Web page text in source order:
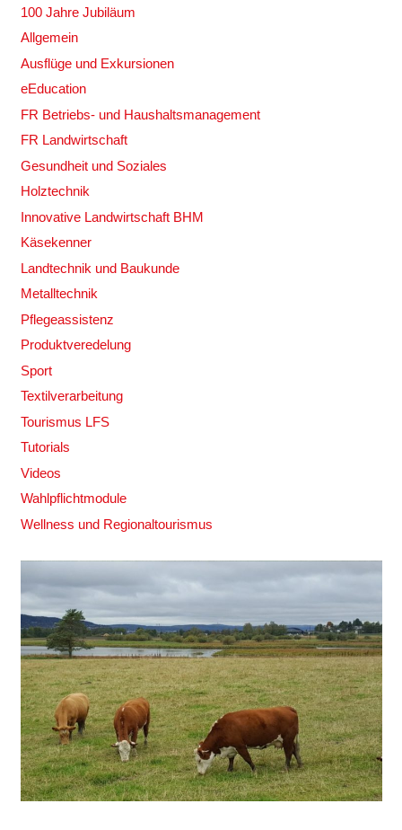
100 Jahre Jubiläum
Allgemein
Ausflüge und Exkursionen
eEducation
FR Betriebs- und Haushaltsmanagement
FR Landwirtschaft
Gesundheit und Soziales
Holztechnik
Innovative Landwirtschaft BHM
Käsekenner
Landtechnik und Baukunde
Metalltechnik
Pflegeassistenz
Produktveredelung
Sport
Textilverarbeitung
Tourismus LFS
Tutorials
Videos
Wahlpflichtmodule
Wellness und Regionaltourismus